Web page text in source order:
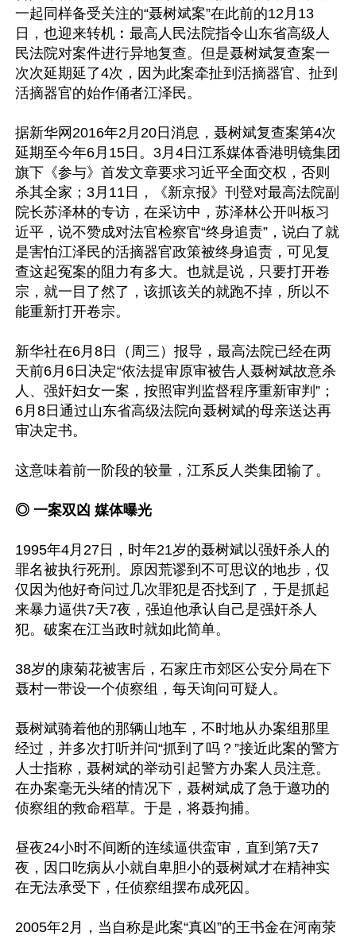
一起同样备受关注的“聂树斌案”在此前的12月13
日，也迎来转机︰最高人民法院指令山东省高级人
民法院对案件进行异地复查。但是聂树斌复查案一
次次延期延了4次，因为此案牵扯到活摘器官、扯到
活摘器官的始作俑者江泽民。
据新华网2016年2月20日消息，聂树斌复查案第4次
延期至今年6月15日。3月4日江系媒体香港明镜集团
旗下《参与》首发文章要求习近平全面交权，否则
杀其全家；3月11日，《新京报》刊登对最高法院副
院长苏泽林的专访，在采访中，苏泽林公开叫板习
近平，说不赞成对法官检察官“终身追责”，说白了就
是害怕江泽民的活摘器官政策被终身追责，可见复
查这起冤案的阻力有多大。也就是说，只要打开卷
宗，就一目了然了，该抓该关的就跑不掉，所以不
能重新打开卷宗。
新华社在6月8日（周三）报导，最高法院已经在两
天前6月6日决定“依法提审原审被告人聂树斌故意杀
人、强奸妇女一案，按照审判监督程序重新审判”；
6月8日通过山东省高级法院向聂树斌的母亲送达再
审决定书。
这意味着前一阶段的较量，江系反人类集团输了。
◎ 一案双凶 媒体曝光
1995年4月27日，时年21岁的聂树斌以强奸杀人的
罪名被执行死刑。原因荒谬到不可思议的地步，仅
仅因为他好奇问过几次罪犯是否找到了，于是抓起
来暴力逼供7天7夜，强迫他承认自己是强奸杀人
犯。破案在江当政时就如此简单。
38岁的康菊花被害后，石家庄市郊区公安分局在下
聂村一带设一个侦察组，每天询问可疑人。
聂树斌骑着他的那辆山地车，不时地从办案组那里
经过，并多次打听并问“抓到了吗？”接近此案的警方
人士指称，聂树斌的举动引起警方办案人员注意。
在办案毫无头绪的情况下，聂树斌成了急于邀功的
侦察组的救命稻草。于是，将聂拘捕。
昼夜24小时不间断的连续逼供蛮审，直到第7天7
夜，因口吃病从小就自卑胆小的聂树斌才在精神实
在无法承受下，任侦察组摆布成死囚。
2005年2月，当自称是此案“真凶”的王书金在河南荥